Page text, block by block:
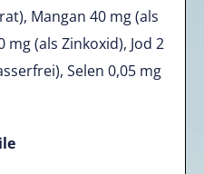
Mangan 40 mg (als
mg (als Zinkoxid), Jod 2
Selen 0,05 mg